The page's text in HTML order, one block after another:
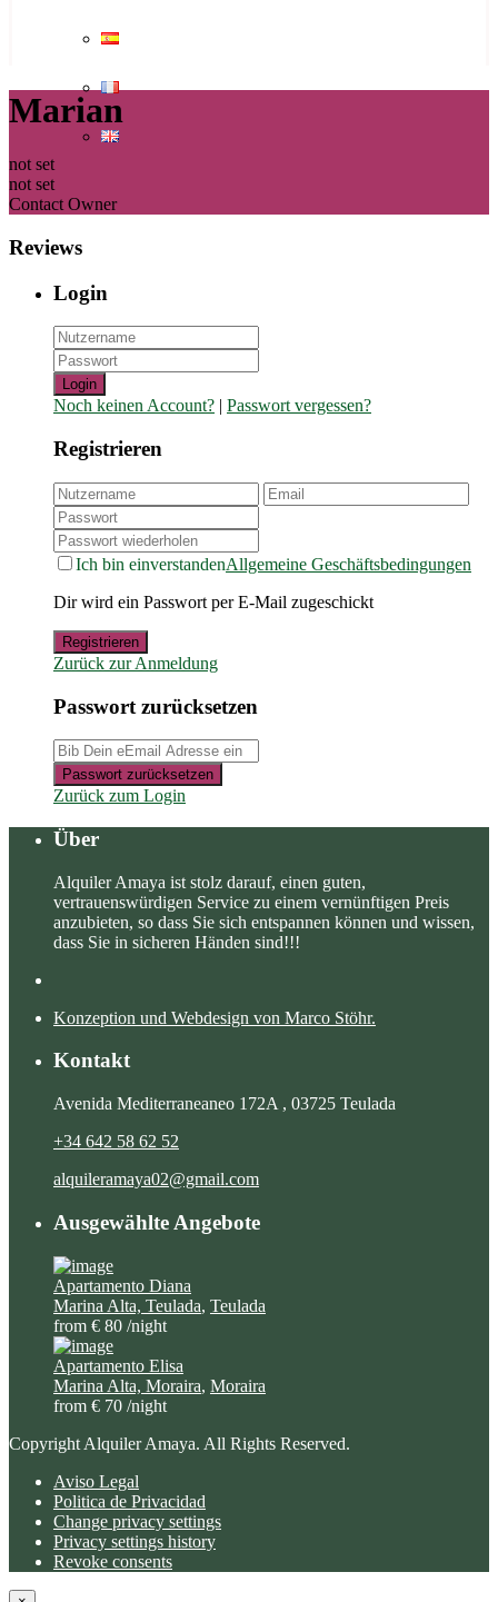
Marian
not set
not set
Contact Owner
Reviews
Login
Login
Noch keinen Account? | Passwort vergessen?
Registrieren
Ich bin einverstandenAllgemeine Geschäftsbedingungen
Dir wird ein Passwort per E-Mail zugeschickt
Registrieren
Zurück zur Anmeldung
Passwort zurücksetzen
Passwort zurücksetzen
Zurück zum Login
Über
Alquiler Amaya ist stolz darauf, einen guten,
vertrauenswürdigen Service zu einem vernünftigen Preis
anzubieten, so dass Sie sich entspannen können und wissen,
dass Sie in sicheren Händen sind!!!
Konzeption und Webdesign von Marco Stöhr.
Kontakt
Avenida Mediterraneaneo 172A , 03725 Teulada
+34 642 58 62 52
alquileramaya02@gmail.com
Ausgewählte Angebote
Apartamento Diana
Marina Alta, Teulada, Teulada
from € 80 /night
Apartamento Elisa
Marina Alta, Moraira, Moraira
from € 70 /night
Copyright Alquiler Amaya. All Rights Reserved.
Aviso Legal
Politica de Privacidad
Change privacy settings
Privacy settings history
Revoke consents